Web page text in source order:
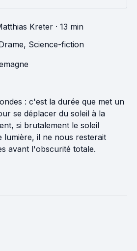
Kreter · 13 min
, Science-fiction
: c'est la durée que met un
se déplacer du soleil à la
si brutalement le soleil
lumière, il ne nous resterait
avant l'obscurité totale.